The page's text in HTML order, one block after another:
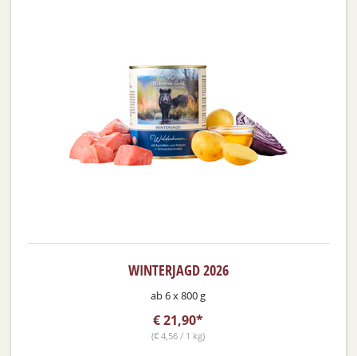
WINTERJAGD 2026
ab 6 x 800 g
€21,90*
(€ 4,56 / 1 kg)